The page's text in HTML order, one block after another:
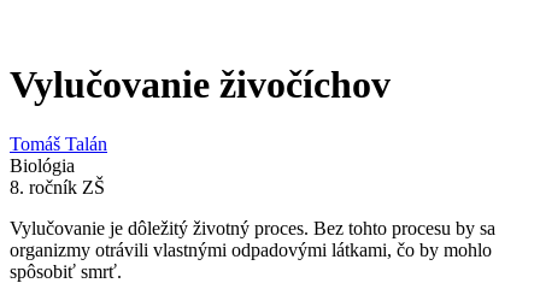
Vylučovanie živočíchov
Tomáš Talán
Biológia
8. ročník ZŠ
Vylučovanie je dôležitý životný proces. Bez tohto procesu by sa
organizmy otrávili vlastnými odpadovými látkami, čo by mohlo
spôsobiť smrť.